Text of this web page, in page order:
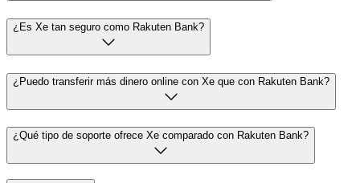
¿Es Xe tan seguro como Rakuten Bank?
¿Puedo transferir más dinero online con Xe que con Rakuten Bank?
¿Qué tipo de soporte ofrece Xe comparado con Rakuten Bank?